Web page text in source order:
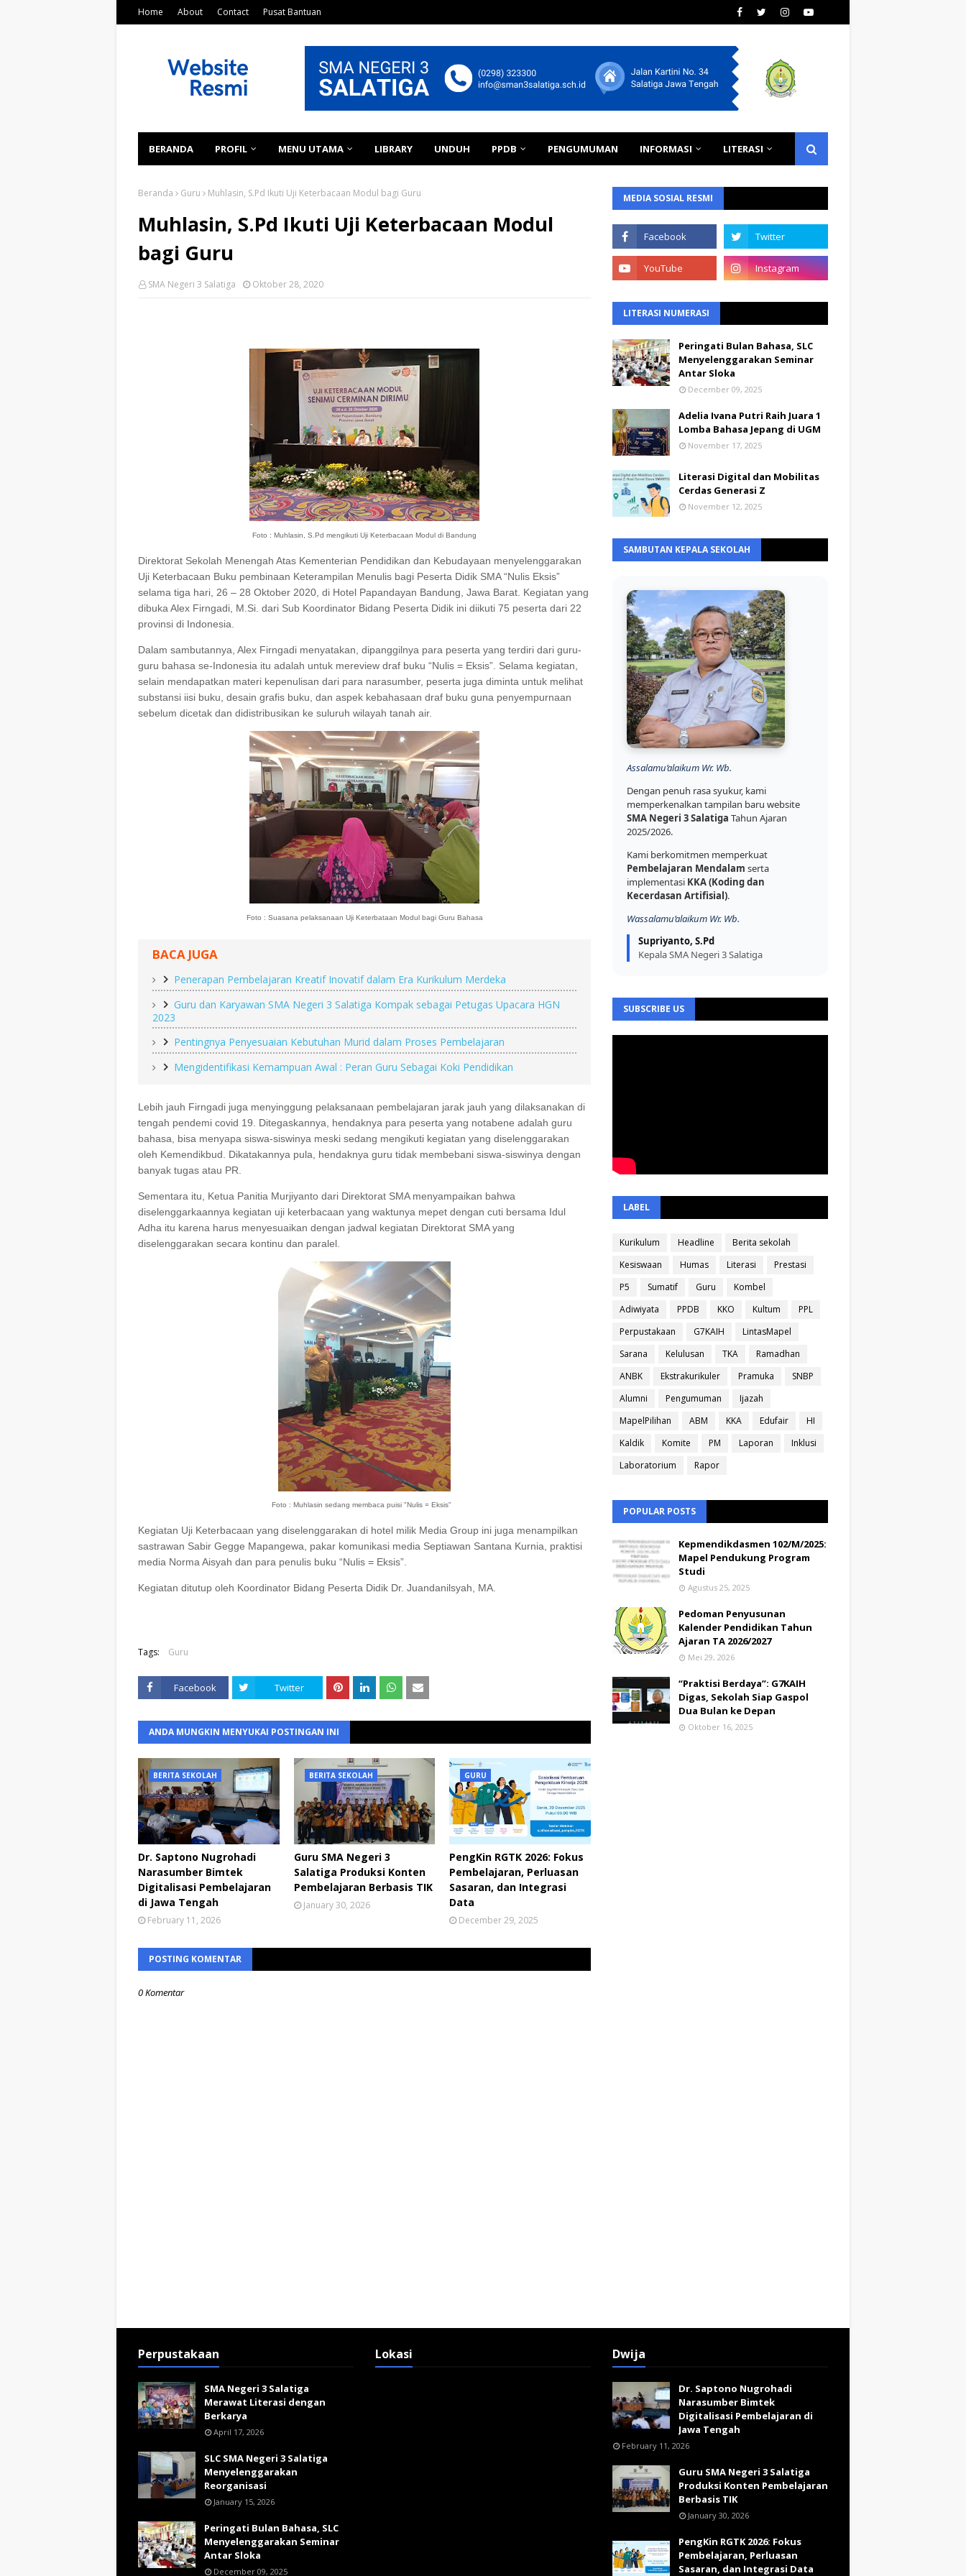
Home About Contact Pusat Bantuan
BERANDA PROFIL MENU UTAMA LIBRARY UNDUH PPDB PENGUMUMAN INFORMASI LITERASI
Beranda Guru Muhlasin, S.Pd Ikuti Uji Keterbacaan Modul bagi Guru
Muhlasin, S.Pd Ikuti Uji Keterbacaan Modul
bagi Guru
SMA Negeri 3 Salatiga Oktober 28, 2020
Foto : Muhlasin, S.Pd mengikuti Uji Keterbacaan Modul di Bandung
Direktorat Sekolah Menengah Atas Kementerian Pendidikan dan Kebudayaan menyelenggarakan
Uji Keterbacaan Buku pembinaan Keterampilan Menulis bagi Peserta Didik SMA “Nulis Eksis”
selama tiga hari, 26 – 28 Oktober 2020, di Hotel Papandayan Bandung, Jawa Barat. Kegiatan yang
dibuka Alex Firngadi, M.Si. dari Sub Koordinator Bidang Peserta Didik ini diikuti 75 peserta dari 22
provinsi di Indonesia.
Dalam sambutannya, Alex Firngadi menyatakan, dipanggilnya para peserta yang terdiri dari guru-
guru bahasa se-Indonesia itu adalah untuk mereview draf buku “Nulis = Eksis”. Selama kegiatan,
selain mendapatkan materi kepenulisan dari para narasumber, peserta juga diminta untuk melihat
substansi iisi buku, desain grafis buku, dan aspek kebahasaan draf buku guna penyempurnaan
sebelum dicetak dan didistribusikan ke suluruh wilayah tanah air.
Foto : Suasana pelaksanaan Uji Keterbataan Modul bagi Guru Bahasa
BACA JUGA
Penerapan Pembelajaran Kreatif Inovatif dalam Era Kurikulum Merdeka
Guru dan Karyawan SMA Negeri 3 Salatiga Kompak sebagai Petugas Upacara HGN
2023
Pentingnya Penyesuaian Kebutuhan Murid dalam Proses Pembelajaran
Mengidentifikasi Kemampuan Awal : Peran Guru Sebagai Koki Pendidikan
Lebih jauh Firngadi juga menyinggung pelaksanaan pembelajaran jarak jauh yang dilaksanakan di
tengah pendemi covid 19. Ditegaskannya, hendaknya para peserta yang notabene adalah guru
bahasa, bisa menyapa siswa-siswinya meski sedang mengikuti kegiatan yang diselenggarakan
oleh Kemendikbud. Dikatakannya pula, hendaknya guru tidak membebani siswa-siswinya dengan
banyak tugas atau PR.
Sementara itu, Ketua Panitia Murjiyanto dari Direktorat SMA menyampaikan bahwa
diselenggarkaannya kegiatan uji keterbacaan yang waktunya mepet dengan cuti bersama Idul
Adha itu karena harus menyesuaikan dengan jadwal kegiatan Direktorat SMA yang
diselenggarakan secara kontinu dan paralel.
Foto : Muhlasin sedang membaca puisi "Nulis = Eksis"
Kegiatan Uji Keterbacaan yang diselenggarakan di hotel milik Media Group ini juga menampilkan
sastrawan Sabir Gegge Mapangewa, pakar komunikasi media Septiawan Santana Kurnia, praktisi
media Norma Aisyah dan para penulis buku “Nulis = Eksis”.
Kegiatan ditutup oleh Koordinator Bidang Peserta Didik Dr. Juandanilsyah, MA.
Tags: Guru
Facebook Twitter
ANDA MUNGKIN MENYUKAI POSTINGAN INI
BERITA SEKOLAH
Dr. Saptono Nugrohadi
Narasumber Bimtek
Digitalisasi Pembelajaran
di Jawa Tengah
February 11, 2026
BERITA SEKOLAH
Guru SMA Negeri 3
Salatiga Produksi Konten
Pembelajaran Berbasis TIK
January 30, 2026
GURU
PengKin RGTK 2026: Fokus
Pembelajaran, Perluasan
Sasaran, dan Integrasi
Data
December 29, 2025
POSTING KOMENTAR
0 Komentar
MEDIA SOSIAL RESMI
LITERASI NUMERASI
Peringati Bulan Bahasa, SLC
Menyelenggarakan Seminar
Antar Sloka
December 09, 2025
Adelia Ivana Putri Raih Juara 1
Lomba Bahasa Jepang di UGM
November 17, 2025
Literasi Digital dan Mobilitas
Cerdas Generasi Z
November 12, 2025
SAMBUTAN KEPALA SEKOLAH
Assalamu’alaikum Wr. Wb.
Dengan penuh rasa syukur, kami
memperkenalkan tampilan baru website
SMA Negeri 3 Salatiga Tahun Ajaran
2025/2026.
Kami berkomitmen memperkuat
Pembelajaran Mendalam serta
implementasi KKA (Koding dan
Kecerdasan Artifisial).
Wassalamu’alaikum Wr. Wb.
Supriyanto, S.Pd
Kepala SMA Negeri 3 Salatiga
SUBSCRIBE US
LABEL
Kurikulum Headline
Berita sekolah
Kesiswaan
Humas Literasi
Prestasi
P5
Sumatif Guru
Kombel
Adiwiyata
PPDB KKO Kultum
PPL
Perpustakaan
G7KAIH
LintasMapel
Sarana
Kelulusan TKA
Ramadhan
ANBK
Ekstrakurikuler Pramuka
SNBP
Alumni
Pengumuman
Ijazah
MapelPilihan
ABM KKA Edufair
HI
Kaldik
Komite PM Laporan
Inklusi
Laboratorium
Rapor
POPULAR POSTS
Kepmendikdasmen 102/M/2025:
Mapel Pendukung Program
Studi
Agustus 25, 2025
Pedoman Penyusunan
Kalender Pendidikan Tahun
Ajaran TA 2026/2027
Mei 29, 2026
“Praktisi Berdaya”: G7KAIH
Digas, Sekolah Siap Gaspol
Dua Bulan ke Depan
Oktober 16, 2025
Perpustakaan
SMA Negeri 3 Salatiga
Merawat Literasi dengan
Berkarya
April 17, 2026
SLC SMA Negeri 3 Salatiga
Menyelenggarakan
Reorganisasi
January 15, 2026
Peringati Bulan Bahasa, SLC
Menyelenggarakan Seminar
Antar Sloka
December 09, 2025
Lokasi Dwija
Dr. Saptono Nugrohadi
Narasumber Bimtek
Digitalisasi Pembelajaran di
Jawa Tengah
February 11, 2026
Guru SMA Negeri 3 Salatiga
Produksi Konten Pembelajaran
Berbasis TIK
January 30, 2026
PengKin RGTK 2026: Fokus
Pembelajaran, Perluasan
Sasaran, dan Integrasi Data